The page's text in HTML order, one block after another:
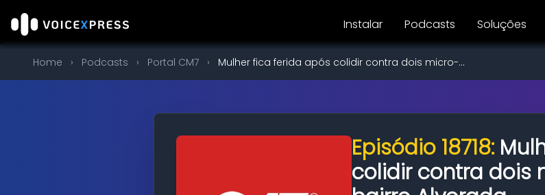
Instalar Podcasts Soluções
Home › Podcasts › Portal CM7 › Mulher fica ferida após colidir contra dois micro-...
Episódio 18718:
colidir contra dois